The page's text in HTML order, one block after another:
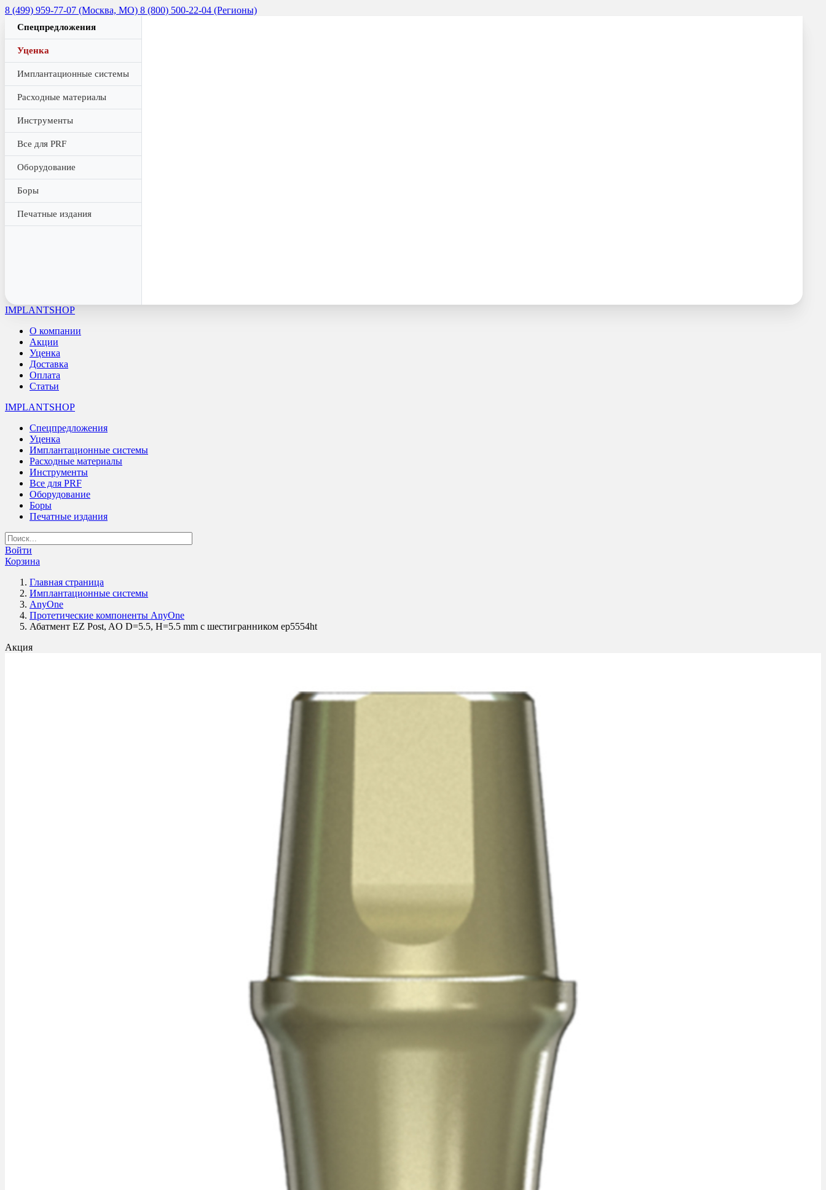
8 (499) 959-77-07 (Москва, МО) 8 (800) 500-22-04 (Регионы)
Спецпредложения
Уценка
Имплантационные системы
Расходные материалы
Инструменты
Все для PRF
Оборудование
Боры
Печатные издания
IMPLANTSHOP
О компании
Акции
Уценка
Доставка
Оплата
Статьи
IMPLANTSHOP
Спецпредложения
Уценка
Имплантационные системы
Расходные материалы
Инструменты
Все для PRF
Оборудование
Боры
Печатные издания
Войти
Корзина
Главная страница
Имплантационные системы
AnyOne
Протетические компоненты AnyOne
Абатмент EZ Post, AO D=5.5, H=5.5 mm с шестигранником ep5554ht
Акция